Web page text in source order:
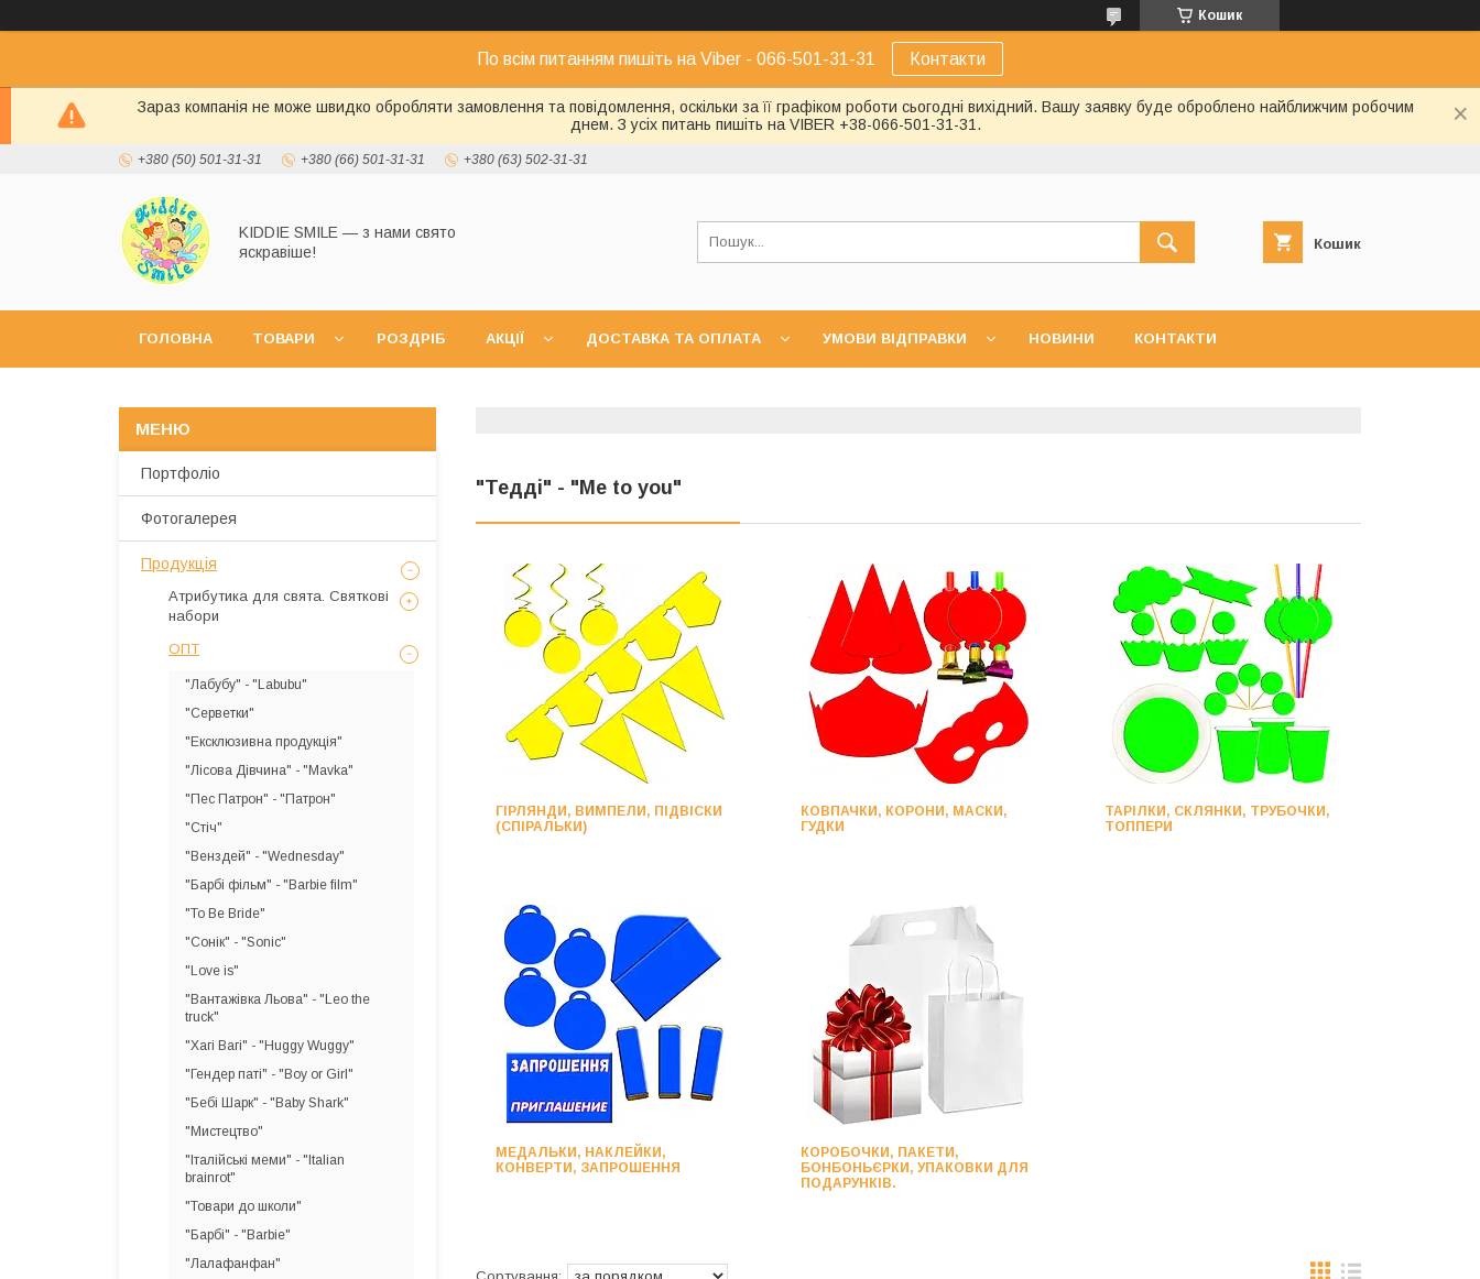
Кошик
По всім питанням пишіть на Viber - 066-501-31-31 Контакти
Зараз компанія не може швидко обробляти замовлення та повідомлення, оскільки за її графіком роботи сьогодні вихідний. Вашу заявку буде оброблено найближчим робочим
днем. З усіх питань пишіть на VIBER +38-066-501-31-31.
+380 (50) 501-31-31 +380 (66) 501-31-31 +380 (63) 502-31-31
KIDDIE SMILE — з нами свято
яскравіше!
Кошик
ГОЛОВНА ТОВАРИ РОЗДРІБ АКЦІЇ ДОСТАВКА ТА ОПЛАТА УМОВИ ВІДПРАВКИ НОВИНИ КОНТАКТИ
"Тедді" - "Me to you"
ГІРЛЯНДИ, ВИМПЕЛИ, ПІДВІСКИ
(СПІРАЛЬКИ)
КОВПАЧКИ, КОРОНИ, МАСКИ,
ГУДКИ
ТАРІЛКИ, СКЛЯНКИ, ТРУБОЧКИ,
ТОППЕРИ
МЕДАЛЬКИ, НАКЛЕЙКИ,
КОНВЕРТИ, ЗАПРОШЕННЯ
КОРОБОЧКИ, ПАКЕТИ,
БОНБОНЬЄРКИ, УПАКОВКИ ДЛЯ
ПОДАРУНКІВ.
Портфоліо
Фотогалерея
Продукція
Атрибутика для свята. Святкові
набори
ОПТ
"Лабубу" - "Labubu"
"Серветки"
"Ексклюзивна продукція"
"Лісова Дівчина" - "Mavka"
"Пес Патрон" - "Патрон"
"Стіч"
"Венздей" - "Wednesday"
"Барбі фільм" - "Barbie film"
"To Be Bride"
"Сонік" - "Sonic"
"Love is"
"Вантажівка Льова" - "Leo the
truck"
"Хагі Вагі" - "Huggy Wuggy"
"Гендер паті" - "Boy or Girl"
"Бебі Шарк" - "Baby Shark"
"Мистецтво"
"Італійські меми" - "Italian
brainrot"
"Товари до школи"
"Барбі" - "Barbie"
"Лалафанфан"